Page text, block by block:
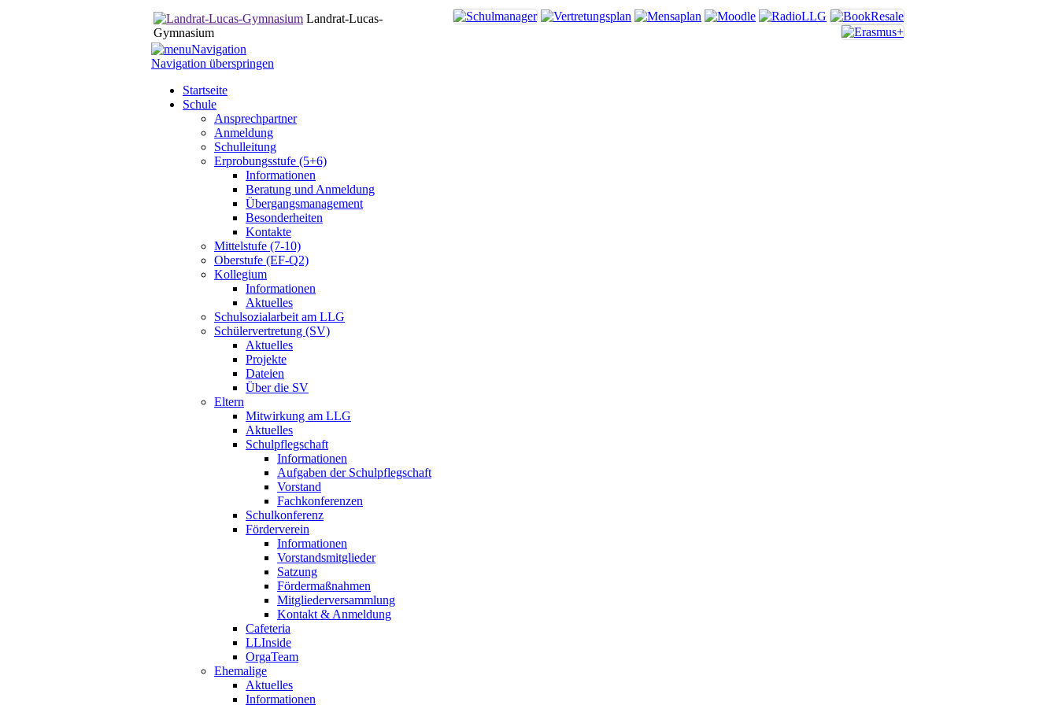
Landrat-Lucas-
Gymnasium
Navigation
Navigation überspringen
Startseite
Schule
Ansprechpartner
Anmeldung
Schulleitung
Erprobungsstufe (5+6)
Informationen
Beratung und Anmeldung
Übergangsmanagement
Besonderheiten
Kontakte
Mittelstufe (7-10)
Oberstufe (EF-Q2)
Kollegium
Informationen
Aktuelles
Schulsozialarbeit am LLG
Schülervertretung (SV)
Aktuelles
Projekte
Dateien
Über die SV
Eltern
Mitwirkung am LLG
Aktuelles
Schulpflegschaft
Informationen
Aufgaben der Schulpflegschaft
Vorstand
Fachkonferenzen
Schulkonferenz
Förderverein
Informationen
Vorstandsmitglieder
Satzung
Fördermaßnahmen
Mitgliederversammlung
Kontakt & Anmeldung
Cafeteria
LLInside
OrgaTeam
Ehemalige
Aktuelles
Informationen